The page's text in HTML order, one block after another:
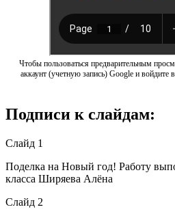
Чтобы пользоваться предварительным
аккаунт (учетную запись) Google и войдите
Подписи к слайдам:
Слайд 1
Поделка на Новый год! Работу
класса Ширяева Алёна
Слайд 2